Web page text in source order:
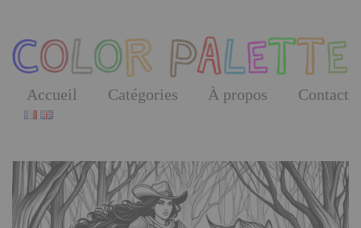
the
content
Accueil Catégories À propos Contact